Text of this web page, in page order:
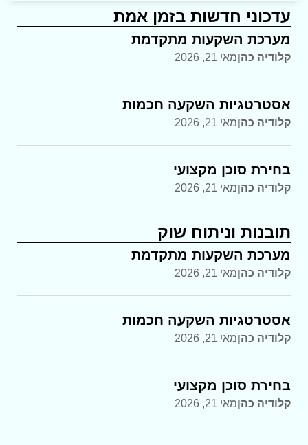
עדכוני חדשות בזמן אמת
מערכת השקעות מתקדמת
קלודיה כהןמאי 21, 2026
אסטרטגיות השקעה חכמות
קלודיה כהןמאי 21, 2026
בחירת סוכן מקצועי
קלודיה כהןמאי 21, 2026
תובנות וניתוח שוק
מערכת השקעות מתקדמת
קלודיה כהןמאי 21, 2026
אסטרטגיות השקעה חכמות
קלודיה כהןמאי 21, 2026
בחירת סוכן מקצועי
קלודיה כהןמאי 21, 2026